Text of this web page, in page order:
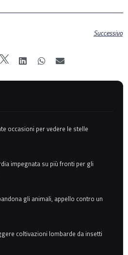
Successivo
occasioni per vedere le stelle
impegnata su più fronti per gli
gli animali, appello contro un
coltivazioni lombarde da insetti